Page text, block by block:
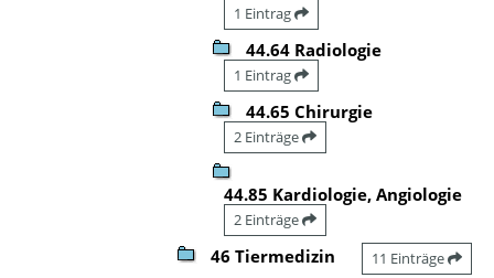
1 Eintrag
44.64 Radiologie
1 Eintrag
44.65 Chirurgie
2 Einträge
44.85 Kardiologie, Angiologie
2 Einträge
46 Tiermedizin 11 Einträge